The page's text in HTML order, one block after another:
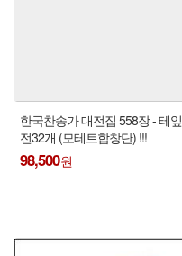
한국찬송가 대전집 558장 - 테잎
전32개 (모테트합창단) !!!
98,500